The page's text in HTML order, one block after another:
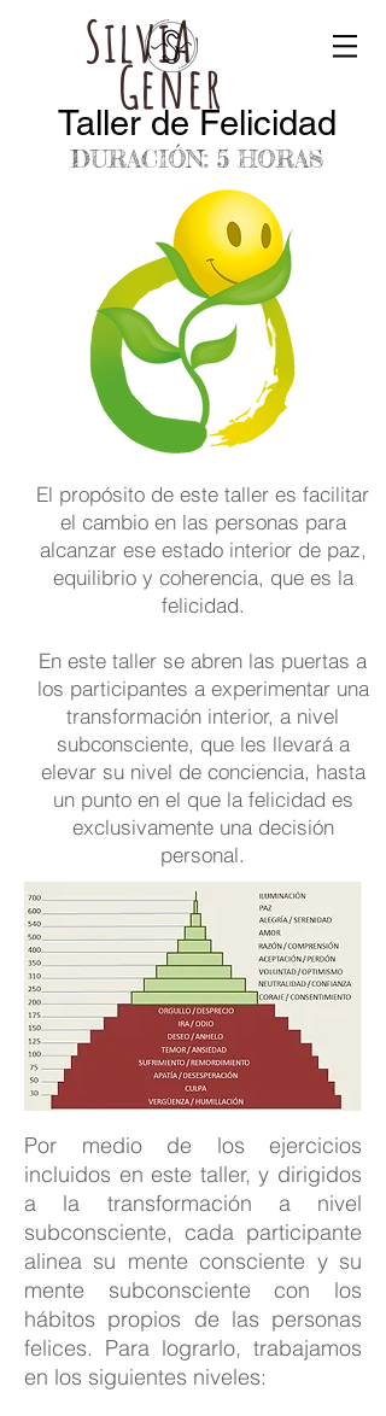
SilviA
Gener
Taller de Felicidad
DURACIÓN: 5 HORAS
El propósito de este taller es facilitar
el cambio en las personas para
alcanzar ese estado interior de paz,
equilibrio y coherencia, que es la
felicidad.
En este taller se abren las puertas a
los participantes a experimentar una
transformación interior, a nivel
subconsciente, que les llevará a
elevar su nivel de conciencia, hasta
un punto en el que la felicidad es
exclusivamente una decisión
personal.
Por medio de los ejercicios
incluidos en este taller, y dirigidos
a la transformación a nivel
subconsciente, cada participante
alinea su mente consciente y su
mente subconsciente con los
hábitos propios de las personas
felices. Para lograrlo, trabajamos
en los siguientes niveles: